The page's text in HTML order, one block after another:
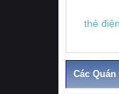
thẻ
Các